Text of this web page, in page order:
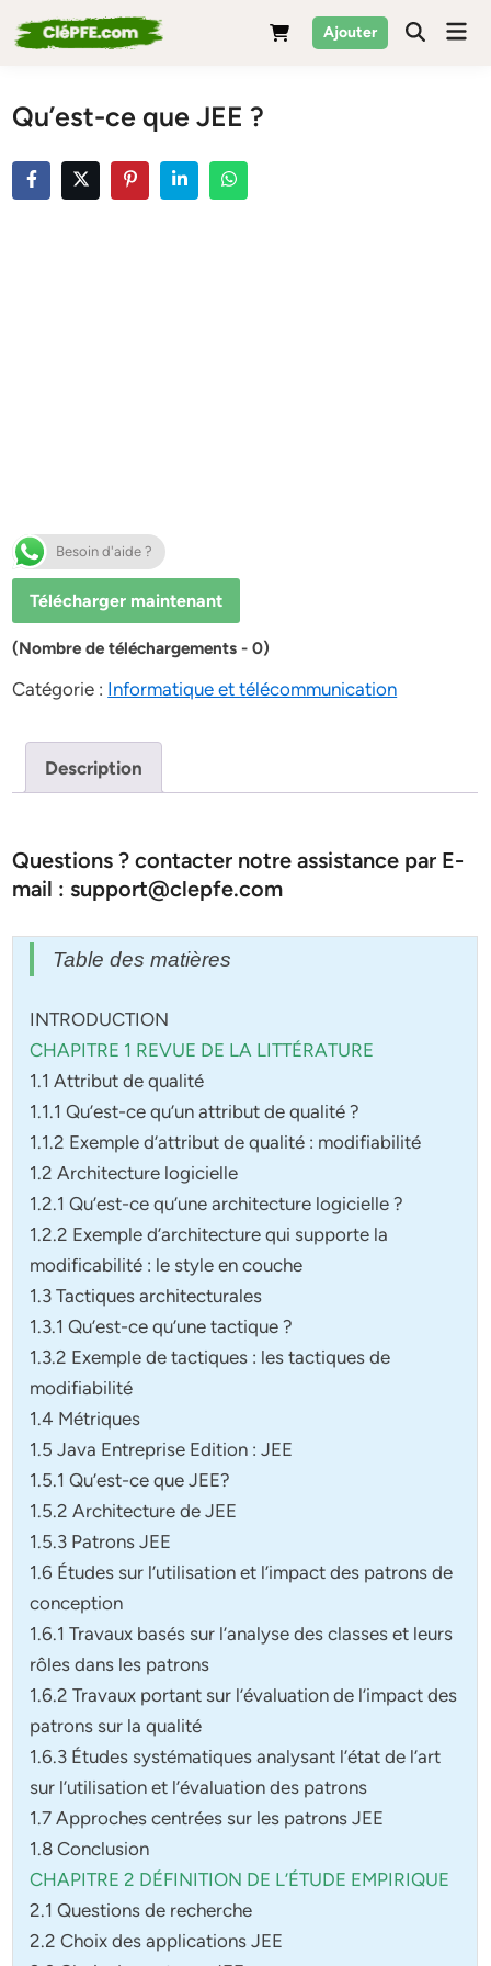
to
Ajouter
Qu’est-ce que JEE ?
Besoin d'aide ?
Télécharger maintenant
(Nombre de téléchargements - 0)
Catégorie : Informatique et télécommunication
Description
Questions ? contacter notre assistance par E-
mail : support@clepfe.com
Table des matières
INTRODUCTION
CHAPITRE 1 REVUE DE LA LITTÉRATURE
1.1 Attribut de qualité
1.1.1 Qu’est-ce qu’un attribut de qualité ?
1.1.2 Exemple d’attribut de qualité : modifiabilité
1.2 Architecture logicielle
1.2.1 Qu’est-ce qu’une architecture logicielle ?
1.2.2 Exemple d’architecture qui supporte la
modificabilité : le style en couche
1.3 Tactiques architecturales
1.3.1 Qu’est-ce qu’une tactique ?
1.3.2 Exemple de tactiques : les tactiques de
modifiabilité
1.4 Métriques
1.5 Java Entreprise Edition : JEE
1.5.1 Qu’est-ce que JEE?
1.5.2 Architecture de JEE
1.5.3 Patrons JEE
1.6 Études sur l’utilisation et l’impact des patrons de
conception
1.6.1 Travaux basés sur l’analyse des classes et leurs
rôles dans les patrons
1.6.2 Travaux portant sur l’évaluation de l’impact des
patrons sur la qualité
1.6.3 Études systématiques analysant l’état de l’art
sur l’utilisation et l’évaluation des patrons
1.7 Approches centrées sur les patrons JEE
1.8 Conclusion
CHAPITRE 2 DÉFINITION DE L’ÉTUDE EMPIRIQUE
2.1 Questions de recherche
2.2 Choix des applications JEE